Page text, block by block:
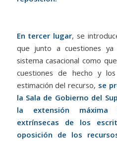
En tercer lugar, se
que junto a cuestiones ya
sistema casacional como
cuestiones de hecho y
estimación del recurso, se
la Sala de Gobierno del
la extensión máxima
extrínsecas de los
oposición de los